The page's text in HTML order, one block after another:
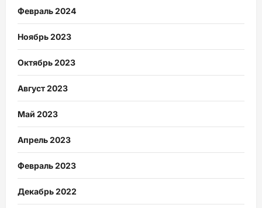
Февраль 2024
Ноябрь 2023
Октябрь 2023
Август 2023
Май 2023
Апрель 2023
Февраль 2023
Декабрь 2022